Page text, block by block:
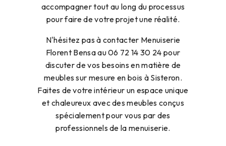
accompagner tout au long du processus
pour faire de votre projet une réalité.
N'hésitez pas à contacter Menuiserie
Florent Bensa au 06 72 14 30 24 pour
discuter de vos besoins en matière de
meubles sur mesure en bois à Sisteron.
Faites de votre intérieur un espace unique
et chaleureux avec des meubles conçus
spécialement pour vous par des
professionnels de la menuiserie.